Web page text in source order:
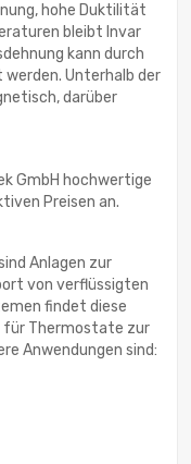
hohe Duktilität
bleibt Invar
kann durch
Unterhalb der
darüber
GmbH hochwertige
Preisen an.
Anlagen zur
von verflüssigten
findet diese
für Thermostate zur
Anwendungen sind: